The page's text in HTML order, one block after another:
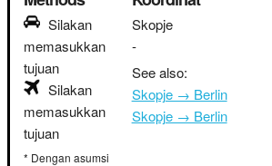
Silakan
memasukkan
tujuan
Silakan
memasukkan
tujuan
* Dengan asumsi
Skopje
-
See also:
Skopje → Berlin
Skopje → Berlin